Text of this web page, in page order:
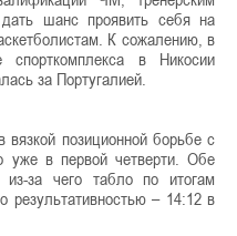
шанс проявить себя на
К сожалению, в
в Никосии
за Португалией.
позиционной борьбе с
уже в первой четверти. Обе
за чего табло по итогам
результативностью – 14:12 в